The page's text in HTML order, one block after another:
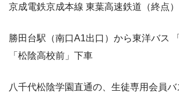
京成電鉄京成本線 東葉高速鉄道（終点）
勝田台駅（南口A1出口）から東洋バス
「松陰高校前」下車
八千代松陰学園直通の、生徒専用会員バ